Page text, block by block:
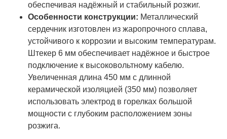
обеспечивая надёжный и стабильный розжиг.
Особенности конструкции: Металлический
сердечник изготовлен из жаропрочного сплава,
устойчивого к коррозии и высоким температурам.
Штекер 6 мм обеспечивает надёжное и быстрое
подключение к высоковольтному кабелю.
Увеличенная длина 450 мм с длинной
керамической изоляцией (350 мм) позволяет
использовать электрод в горелках большой
мощности с глубоким расположением зоны
розжига.